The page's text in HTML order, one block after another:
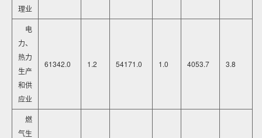
理业
电
力、
热力
生产
和供
应业
61342.0 1.2 54171.0 1.0 4053.7 3.8
燃
气生